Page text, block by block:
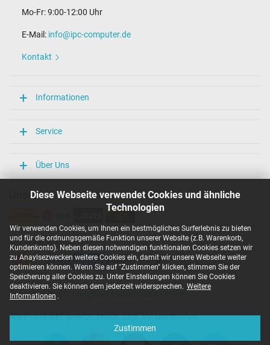
Diese Webseite verwendet Cookies und ähnliche
Technologien
Wir verwenden Cookies, um Ihnen ein bestmögliches Surferlebnis zu bieten
und für die ordnungsgemäße Funktion unserer Website (z.B. Warenkorb,
Kundenkonto). Neben diesen notwendigen funktionalen Cookies setzen wir
zu Anaylsezwecken weitere Cookies ein, damit wir unsere Webseite weiter
optimieren können. Wenn Sie auf "Zustimmen" klicken, stimmen Sie der
Speicherung aller Cookies zu. Unter Einstellungen können Sie Cookies
deaktivieren. Sie können dem jederzeit widersprechen. Weitere
Informationen .
Zustimmen
Länge Anschlusskabel (m) (ca.)
Länge / Breite / Höhe
Weitere Daten
Ja
CE
N
PSE
SEC
Singapore Safety Mark
TÜV Argentina Certificado
TÜV Geprüfte Sicherheit
UKCA
UL Listed
Mo-Fr: 9:00-12:00 Uhr
E-Mail: info@ipc-computer.de
Kontakt
Informationen
Service
Über Uns
Unsere Versandarten
Unsere Zahlarten
Copyright ©
Alle Preise inkl. gesetzl. MwSt. zzgl. Versandkosten